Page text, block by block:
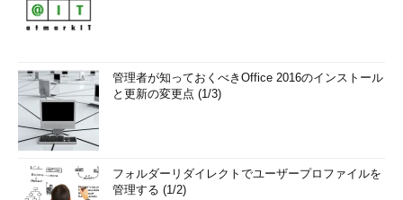
管理者が知っておくべきOffice 2016のインストール
と更新の変更点 (1/3)
フォルダーリダイレクトでユーザープロファイルを
管理する (1/2)